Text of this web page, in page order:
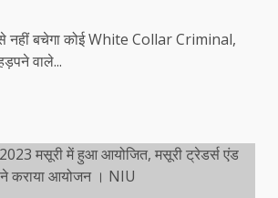
नहीं बचेगा कोई White Collar Criminal,
वाले...